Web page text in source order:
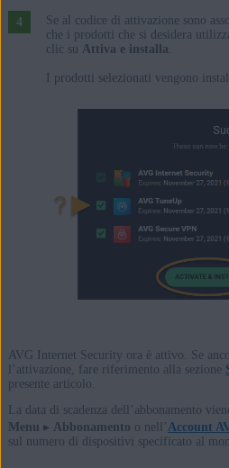
Se al codice di attivazione sono
che i prodotti che si desidera
clic su Attiva e installa.
I prodotti selezionati vengono
AVG Internet Security ora è attivo. Se
l’attivazione, fare riferimento alla sezione
presente articolo.
La data di scadenza dell’abbonamento
Menu ▸ Abbonamento o nell’Account
sul numero di dispositivi specificato al